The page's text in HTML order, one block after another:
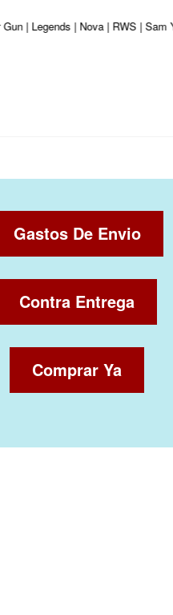
| Nova | RWS | Sam
Gastos De Envio
Contra Entrega
Comprar Ya